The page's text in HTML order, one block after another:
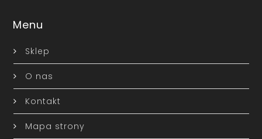
Menu
Sklep
O nas
Kontakt
Mapa strony